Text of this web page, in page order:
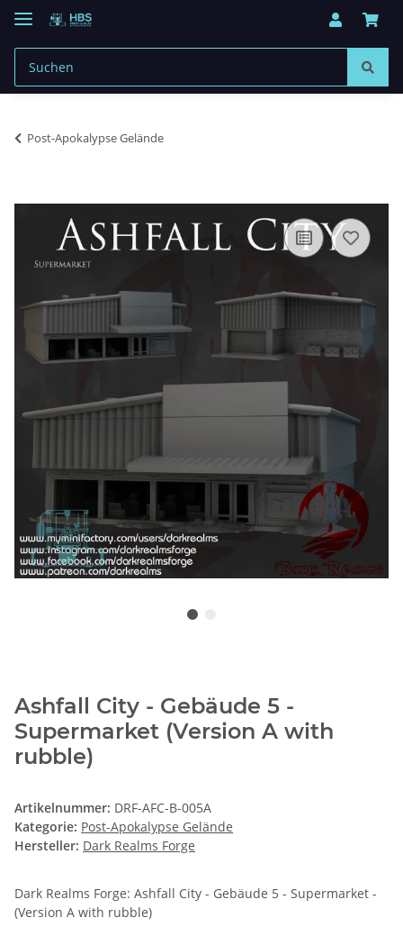
Post-Apokalypse Gelände
Ashfall City - Gebäude 5 -
Supermarket (Version A with
rubble)
Artikelnummer: DRF-AFC-B-005A
Kategorie: Post-Apokalypse Gelände
Hersteller: Dark Realms Forge
Dark Realms Forge: Ashfall City - Gebäude 5 - Supermarket -
(Version A with rubble)